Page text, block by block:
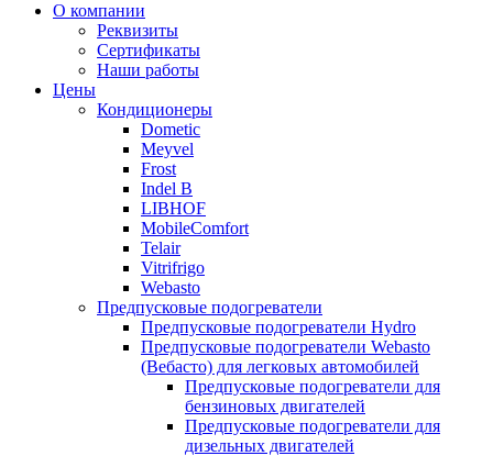
вверх
О компании
Реквизиты
Сертификаты
Наши работы
Цены
Кондиционеры
Dometic
Meyvel
Frost
Indel B
LIBHOF
MobileComfort
Telair
Vitrifrigo
Webasto
Предпусковые подогреватели
Предпусковые подогреватели Hydro
Предпусковые подогреватели Webasto
(Вебасто) для легковых автомобилей
Предпусковые подогреватели для
бензиновых двигателей
Предпусковые подогреватели для
дизельных двигателей